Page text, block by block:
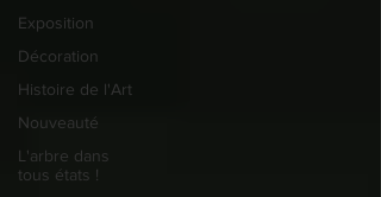
Exposition
Décoration
Histoire de l'Art
Nouveauté
L'arbre dans
tous états !